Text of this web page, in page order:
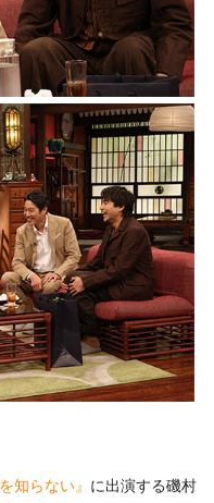
知らない』 に出演する磯村